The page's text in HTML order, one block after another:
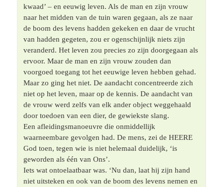
kwaad’ – en eeuwig leven. Als de man en zijn vrouw
naar het midden van de tuin waren gegaan, als ze naar
de boom des levens hadden gekeken en daar de vrucht
van hadden gegeten, zou er ogenschijnlijk niets zijn
veranderd. Het leven zou precies zo zijn doorgegaan als
ervoor. Maar de man en zijn vrouw zouden dan
voorgoed toegang tot het eeuwige leven hebben gehad.
Maar zo ging het niet. De aandacht concentreerde zich
niet op het leven, maar op de kennis. De aandacht van
de vrouw werd zelfs van elk ander object weggehaald
door toedoen van een dier, de gewiekste slang.
Een afleidingsmanoeuvre die onmiddellijk
waarneembare gevolgen had. De mens, zei de HEERE
God toen, tegen wie is niet helemaal duidelijk, ‘is
geworden als één van Ons’.
Iets wat ontoelaatbaar was. ‘Nu dan, laat hij zijn hand
niet uitsteken en ook van de boom des levens nemen en